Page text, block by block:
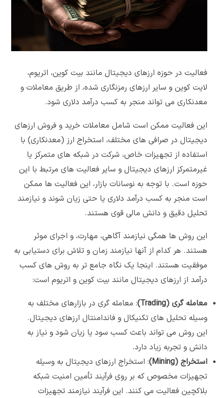
فعالیت در حوزه ارزهای دیجیتال مانند بیت کوین، اتریوم،
لایت کوین و سایر ارزهای رمزنگاری شده، از طریق معاملات و
معدنکاری می تواند منجر به کسب درآمد دلاری شود.
این فعالیت ممکن است شامل معاملات خرید و فروش ارزهای
دیجیتال در صرافی های مختلف، استخراج ارز (معدنکاری) با
استفاده از تجهیزات خاص، شرکت در شبکه های متمرکز یا
غیرمتمرکز ارزهای دیجیتال و سایر فعالیت های مرتبط با این
حوزه است. با توجه به نوسانات بازار، این فعالیت ها ممکن
است منجر به کسب درآمد دلاری یا حتی زیان شوند و نیازمند
تحلیل دقیق و دانش مالی قوی هستند.
این روش ها همگی نیازمند آگاهی، مهارت، و اجرای موثر
هستند. هر کدام از آنها نیازمند زمان و تلاش برای دستیابی به
موفقیت هستند. اینجا یک نگاه جامع تر به روش های کسب
درآمد از ارزهای دیجیتال مانند بیت کوین و اتریوم است:
معامله گری (Trading
): معامله گری در بازارهای مختلف به
وسیله تحلیل های تکنیکال و فاندامنتال ارزهای دیجیتال.
این روش می تواند باعث کسب سود یا زیان شود و نیاز به
دانش و تجربه زیاد دارد.
استخراج (Mining
): استخراج ارزهای دیجیتال به وسیله
تجهیزات مخصوص که بر روی فرآیند تأمین امنیت شبکه
بلاکچین فعالیت می کنند. این فرآیند نیازمند تجهیزات